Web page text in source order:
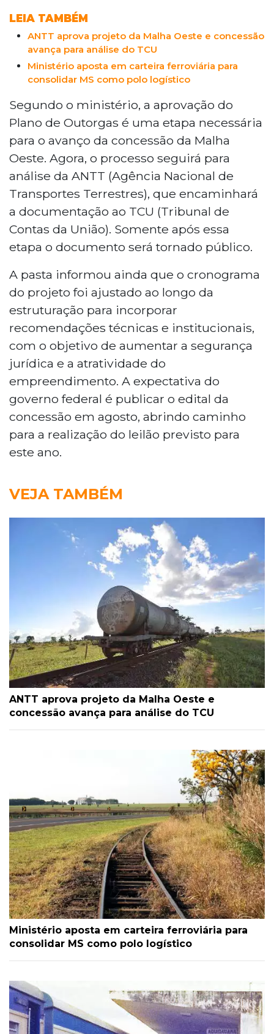
LEIA TAMBÉM
ANTT aprova projeto da Malha Oeste e concessão
avança para análise do TCU
Ministério aposta em carteira ferroviária para
consolidar MS como polo logístico
Segundo o ministério, a aprovação do
Plano de Outorgas é uma etapa necessária
para o avanço da concessão da Malha
Oeste. Agora, o processo seguirá para
análise da ANTT (Agência Nacional de
Transportes Terrestres), que encaminhará
a documentação ao TCU (Tribunal de
Contas da União). Somente após essa
etapa o documento será tornado público.
A pasta informou ainda que o cronograma
do projeto foi ajustado ao longo da
estruturação para incorporar
recomendações técnicas e institucionais,
com o objetivo de aumentar a segurança
jurídica e a atratividade do
empreendimento. A expectativa do
governo federal é publicar o edital da
concessão em agosto, abrindo caminho
para a realização do leilão previsto para
este ano.
VEJA TAMBÉM
ANTT aprova projeto da Malha Oeste e
concessão avança para análise do TCU
Ministério aposta em carteira ferroviária para
consolidar MS como polo logístico